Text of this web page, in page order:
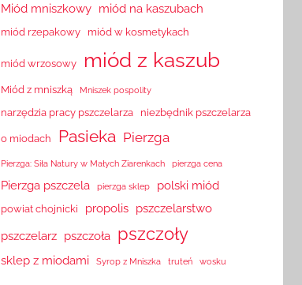
Miód mniszkowy miód na kaszubach
miód rzepakowy miód w kosmetykach
miód wrzosowy miód z kaszub
Miód z mniszką Mniszek pospolity
narzędzia pracy pszczelarza niezbędnik pszczelarza
o miodach Pasieka Pierzga
Pierzga: Siła Natury w Małych Ziarenkach pierzga cena
Pierzga pszczela pierzga sklep polski miód
powiat chojnicki propolis pszczelarstwo
pszczelarz pszczoła pszczoły
sklep z miodami Syrop z Mniszka truteń wosku